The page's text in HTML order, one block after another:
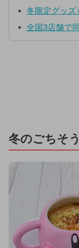
冬限定グッズ
全国3店舗で
冬のごちそ